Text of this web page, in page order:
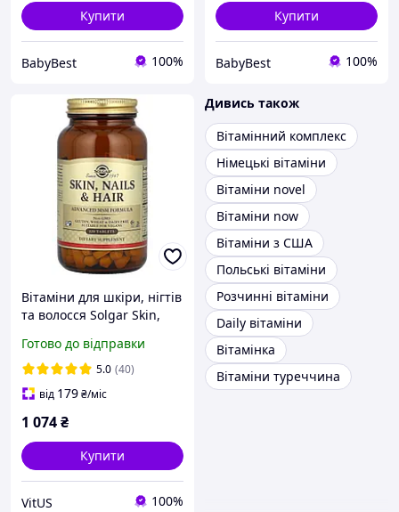
Купити
BabyBest 100%
Купити
BabyBest 100%
Вітаміни для шкіри, нігтів
та волосся Solgar Skin,
Готово до відправки
5.0 (40)
від 179₴/міс
1 074₴
Купити
VitUS 100%
Дивись також
Вітамінний комплекс
Німецькі вітаміни
Вітаміни novel
Вітаміни now
Вітаміни з США
Польські вітаміни
Розчинні вітаміни
Daily вітаміни
Вітамінка
Вітаміни туреччина